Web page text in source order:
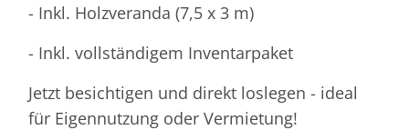
- Inkl. Holzveranda (7,5 x 3 m)
- Inkl. vollständigem Inventarpaket
Jetzt besichtigen und direkt loslegen - ideal
für Eigennutzung oder Vermietung!